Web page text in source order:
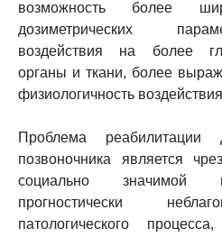
возможность более
дозиметрических
воздействия на более
органы и ткани, более
физиологичность
Проблема
позвоночника является
социально значимой
прогностически
патологического